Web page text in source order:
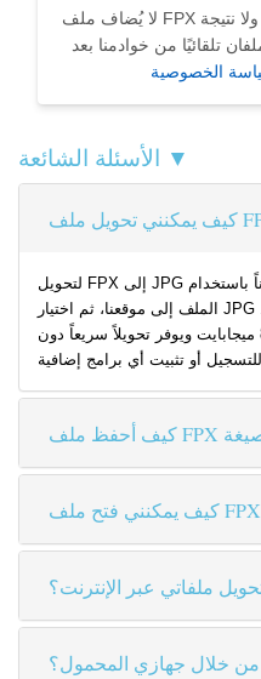
لا يُضاف ملف FPX ولا نتيجة JPG إلى أي معرض أو مجموعة
تلقائيًا من خوادمنا بعد
الخصوصية
الأسئلة الشائعة ▼
لتحويل FPX إلى JPG مجاناً باستخدام Coolutils، ما عليك سوى رفع
الملف إلى موقعنا، ثم اختيار JPG كصيغة الإخراج والنقر على "تحويل".
محولنا يدعم الملفات حتى حجم 80 ميجابايت ويوفر تحويلاً سريعاً دون
ملفاتي عبر الإنترنت؟
من خلال جهازي المحمول؟